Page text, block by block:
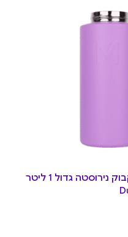
גוף אוניברסלי לבקבוק נירוסטה גדול 1 ליטר